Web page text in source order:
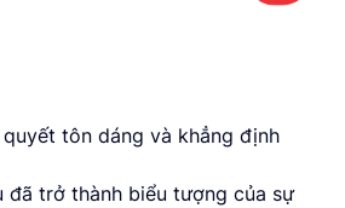
tôn dáng và khẳng định
đã trở thành biểu tượng của sự